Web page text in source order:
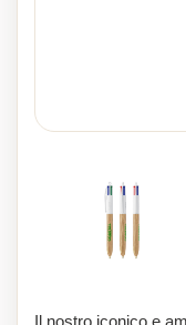
Il nostro iconico e